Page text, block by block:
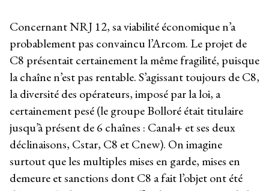
Concernant NRJ 12, sa viabilité économique n’a
probablement pas convaincu l’Arcom. Le projet de
C8 présentait certainement la même fragilité, puisque
la chaîne n’est pas rentable. S’agissant toujours de C8,
la diversité des opérateurs, imposé par la loi, a
certainement pesé (le groupe Bolloré était titulaire
jusqu’à présent de 6 chaînes : Canal+ et ses deux
déclinaisons, Cstar, C8 et Cnew). On imagine
surtout que les multiples mises en garde, mises en
demeure et sanctions dont C8 a fait l’objet ont été